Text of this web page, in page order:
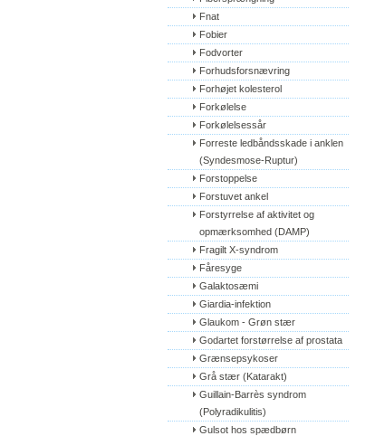
Fnat
Fobier
Fodvorter
Forhudsforsnævring
Forhøjet kolesterol
Forkølelse
Forkølelsessår
Forreste ledbåndsskade i anklen
(Syndesmose-Ruptur)
Forstoppelse
Forstuvet ankel
Forstyrrelse af aktivitet og
opmærksomhed (DAMP)
Fragilt X-syndrom
Fåresyge
Galaktosæmi
Giardia-infektion
Glaukom - Grøn stær
Godartet forstørrelse af prostata
Grænsepsykoser
Grå stær (Katarakt)
Guillain-Barrès syndrom
(Polyradikulitis)
Gulsot hos spædbørn